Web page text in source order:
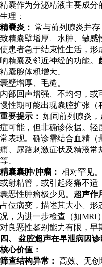
精囊作为分泌精液主要成分
生理：
精囊炎： 常与前列腺炎并
致精囊壁增厚、水肿、敏感
使患者急于结束性生活，形
响精囊及邻近神经的功能。
精囊腺体积增大。
囊壁增厚、毛糙。
内部回声增强、不均匀，或
慢性期可能出现囊腔扩张（
重要提示： 如同前列腺炎
症可能，但非确诊依据。轻
常表现。确诊需结合血精（
痛、尿路刺激症状及精液常
等。
精囊囊肿/肿瘤： 相对罕见
或射精管，或引起疼痛不适
囊恶性肿瘤极少见。 超声作
占位病变，描述其大小、
况，为进一步检查（如MRI
对良恶性鉴别能力有限，早
四、 盆腔超声在早泄病因
核心价值：
筛查结构异常： 高效、无